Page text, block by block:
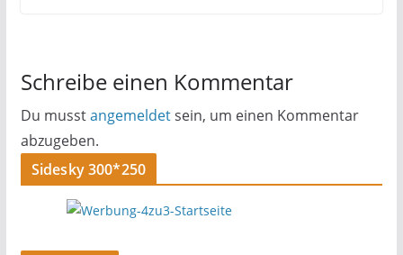
Schreibe einen Kommentar
Du musstangemeldetsein, um einen Kommentar
abzugeben.
Sidesky 300*250